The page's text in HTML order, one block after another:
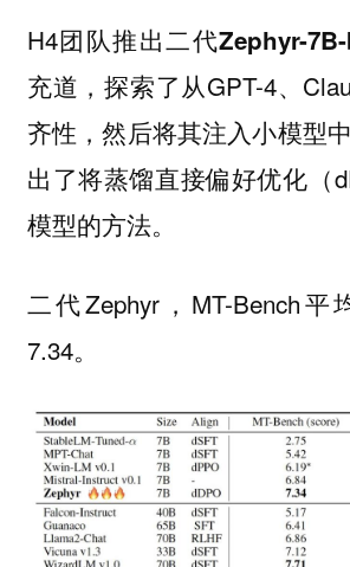
H4团队推出二代Zephyr-
充道，探索了从GPT-4、
齐性，然后将其注入小模型
出了将蒸馏直接偏好优化（
模型的方法。
二代Zephyr，MT-Bench
7.34。